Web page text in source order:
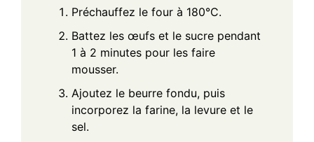
Préchauffez le four à 180°C.
Battez les œufs et le sucre pendant
1 à 2 minutes pour les faire
mousser.
Ajoutez le beurre fondu, puis
incorporez la farine, la levure et le
sel.